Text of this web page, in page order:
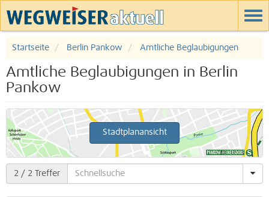
Startseite Berlin Pankow Amtliche Beglaubigungen
Amtliche Beglaubigungen in Berlin
Pankow
Stadtplanansicht
2 / 2 Treffer